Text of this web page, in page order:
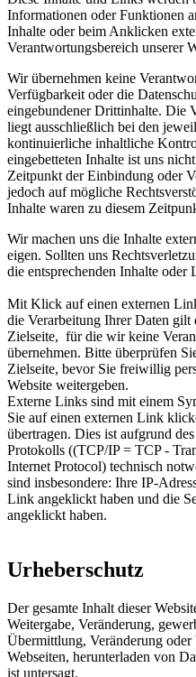
Informationen oder Funktionen
Inhalte oder beim Anklicken
Verantwortungsbereich unserer
Wir übernehmen keine
Verfügbarkeit oder die
eingebundener Drittinhalte. Die
liegt ausschließlich bei den
kontinuierliche inhaltliche
eingebetteten Inhalte ist uns
Zeitpunkt der Einbindung oder
jedoch auf mögliche
Inhalte waren zu diesem
Wir machen uns die Inhalte
eigen. Sollten uns
die entsprechenden Inhalte oder
Mit Klick auf einen externen
die Verarbeitung Ihrer Daten gilt
Zielseite, für die wir keine
übernehmen. Bitte überprüfen
Zielseite, bevor Sie freiwillig
Website weitergeben.
Externe Links sind mit einem
Sie auf einen externen Link
übertragen. Dies ist aufgrund
Protokolls ((TCP/IP = TCP -
Internet Protocol) technisch
sind insbesondere: Ihre IP-
Link angeklickt haben und die
angeklickt haben.
Urheberschutz
Der gesamte Inhalt dieser
Weitergabe, Veränderung,
Übermittlung, Veränderung oder
Webseiten, herunterladen von
ist untersagt.